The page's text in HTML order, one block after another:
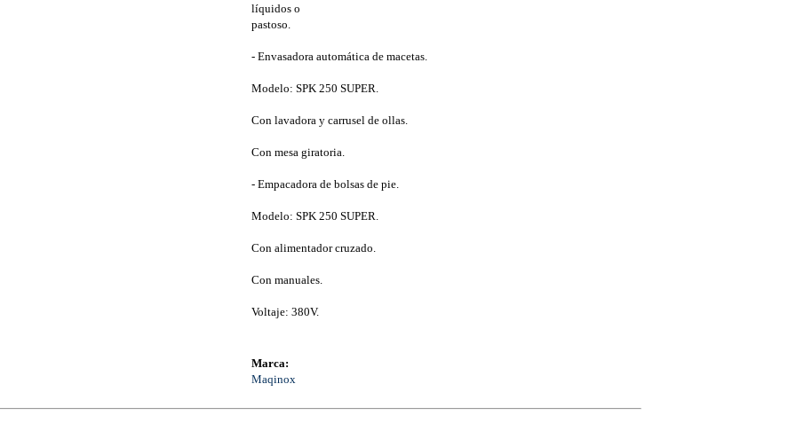
líquidos o
pastoso.
- Envasadora automática de macetas.
Modelo: SPK 250 SUPER.
Con lavadora y carrusel de ollas.
Con mesa giratoria.
- Empacadora de bolsas de pie.
Modelo: SPK 250 SUPER.
Con alimentador cruzado.
Con manuales.
Voltaje: 380V.
Marca:
Maqinox